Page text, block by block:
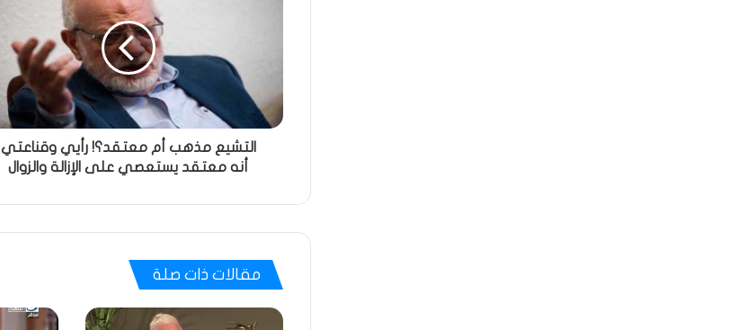
التشيع مذهب أم معتقد؟! رأيي وقناعتي
أنه معتقد يستعصي على الإزالة والزوال
مقالات ذات صلة